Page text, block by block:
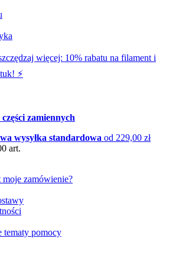
więcej: 10% rabatu na filament i
⚡️
zamiennych
wysyłka standardowa od 229,00 zł
art.
moje zamówienie?
tematy pomocy